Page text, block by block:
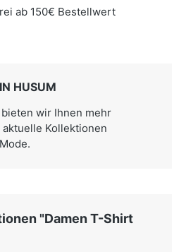
ab 150€ Bestellwert
HUSUM
wir Ihnen mehr
Kollektionen
"Damen T-Shirt